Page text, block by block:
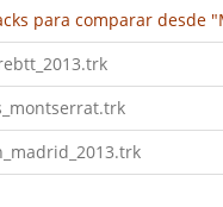
para comparar desde